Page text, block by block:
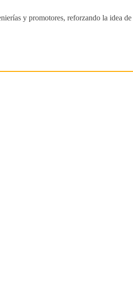
y promotores, reforzando la idea de